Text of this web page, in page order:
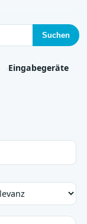
Suchen
Eingabegeräte